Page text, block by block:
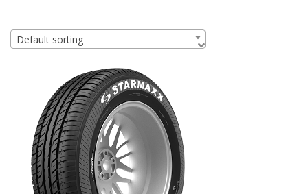
Default sorting